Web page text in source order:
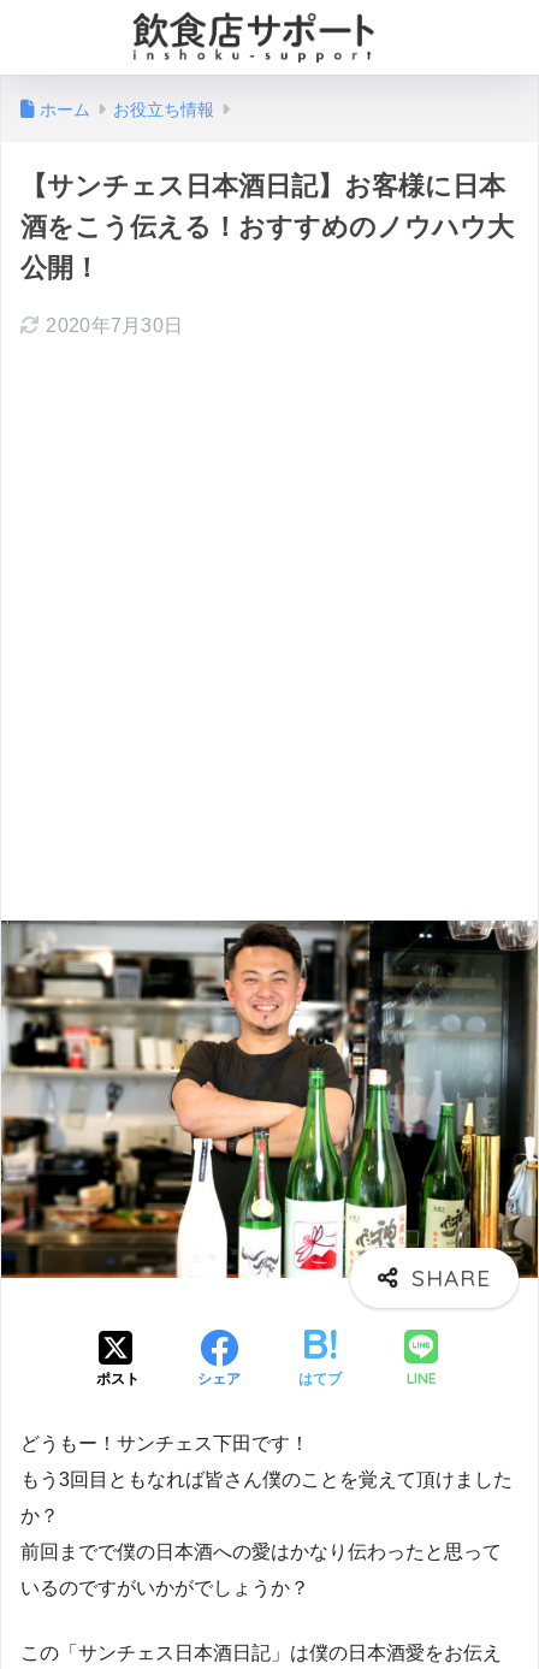
ホーム お役立ち情報
【サンチェス日本酒日記】お客様に日本
酒をこう伝える！おすすめのノウハウ大
公開！
2020年7月30日
ポスト シェア はてブ LINE
どうもー！サンチェス下田です！
もう3回目ともなれば皆さん僕のことを覚えて頂けました
か？
前回までで僕の日本酒への愛はかなり伝わったと思って
いるのですがいかがでしょうか？
この「サンチェス日本酒日記」は僕の日本酒愛をお伝え